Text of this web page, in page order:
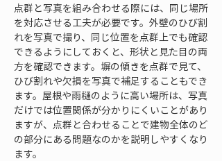
点群と写真を組み合わせる際には、同じ場所
を対応させる工夫が必要です。外壁のひび割
れを写真で撮り、同じ位置を点群上でも確認
できるようにしておくと、形状と見た目の両
方を確認できます。塀の傾きを点群で見て、
ひび割れや欠損を写真で補足することもでき
ます。屋根や雨樋のように高い場所は、写真
だけでは位置関係が分かりにくいことがあり
ますが、点群と合わせることで建物全体のど
の部分にある問題なのかを説明しやすくなり
ます。